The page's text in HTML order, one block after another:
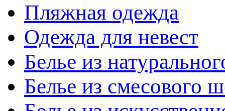
Пляжная одежда
Одежда для невест
Белье из
Белье из смесового